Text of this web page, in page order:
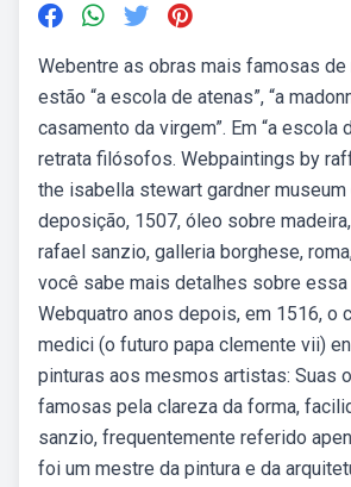
Webentre as obras mais famosas
estão “a escola de atenas”, “a
casamento da virgem”. Em “a escola
retrata filósofos. Webpaintings by
the isabella stewart gardner museum‎
deposição, 1507, óleo sobre
rafael sanzio, galleria borghese,
você sabe mais detalhes sobre essa
Webquatro anos depois, em 1516, o
medici (o futuro papa clemente vii)
pinturas aos mesmos artistas: Suas
famosas pela clareza da forma,
sanzio, frequentemente referido
foi um mestre da pintura e da